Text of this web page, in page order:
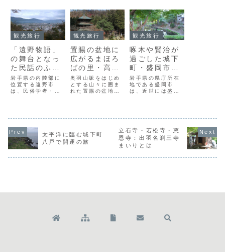
観光旅行
「遠野物語」
の舞台となっ
た民話のふる
さと・遠野市
の観光スポッ
ト
岩手県の内陸部に
位置する遠野市
は、民俗学者・柳
です。物語にはカ
シ、オシラサマ、
マヨヒガ、神隠し
など不思議な話が
数多く登場し、早
池峰山や蓮池（は
観光旅行
置賜の盆地に
広がるまほろ
ばの里・高畠
町の歴史と文
化がわかる観
光スポット
奥羽山脈をはじめ
とする山々に囲ま
れた置賜の盆地上
らんぼなどの実り
里として知られま
す。また、安久津
八幡神社や亀岡文
殊に代表される、
歴史や文化の香り
観光旅行
啄木や賢治が
過ごした城下
町・盛岡市の
観光スポット
岩手県の県庁所在
地である盛岡市
は、近世には盛岡
木や宮沢賢治ら名
春時代を過ごした
場所となりまし
た。今でも盛岡市
街には、全国から
多くの観光客を集
太平洋に臨む城下町
八戸で開運の旅
立石寺・若松寺・慈
恩寺：出羽名刹三寺
まいりとは